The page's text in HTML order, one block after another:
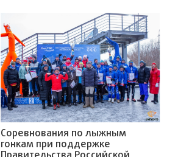
Соревнования по лыжным
гонкам при поддержке